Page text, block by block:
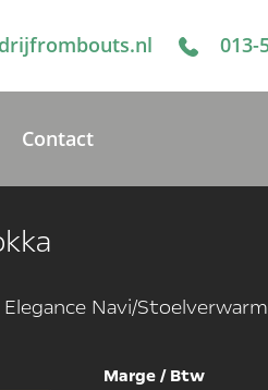
013-
Contact
Elegance Navi/
Marge / Btw